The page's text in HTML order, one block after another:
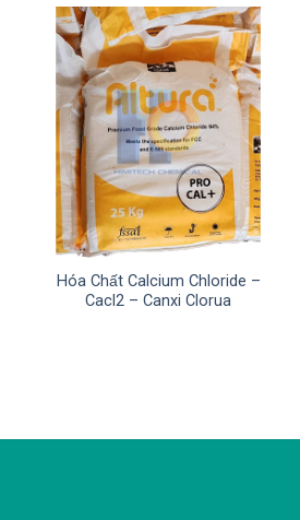
Hóa Chất Calcium Chloride –
Cacl2 – Canxi Clorua